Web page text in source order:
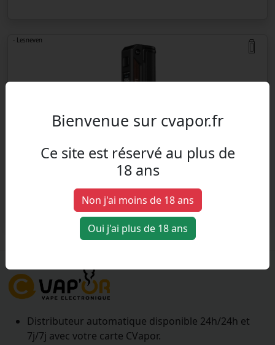
- Lesneven
Bienvenue sur cvapor.fr
Ce site est réservé au plus de
18 ans
Non j'ai moins de 18 ans
Oui j'ai plus de 18 ans
Distributeur automatique disponible 24h/24h et
7j/7j avec votre carte CVapor.